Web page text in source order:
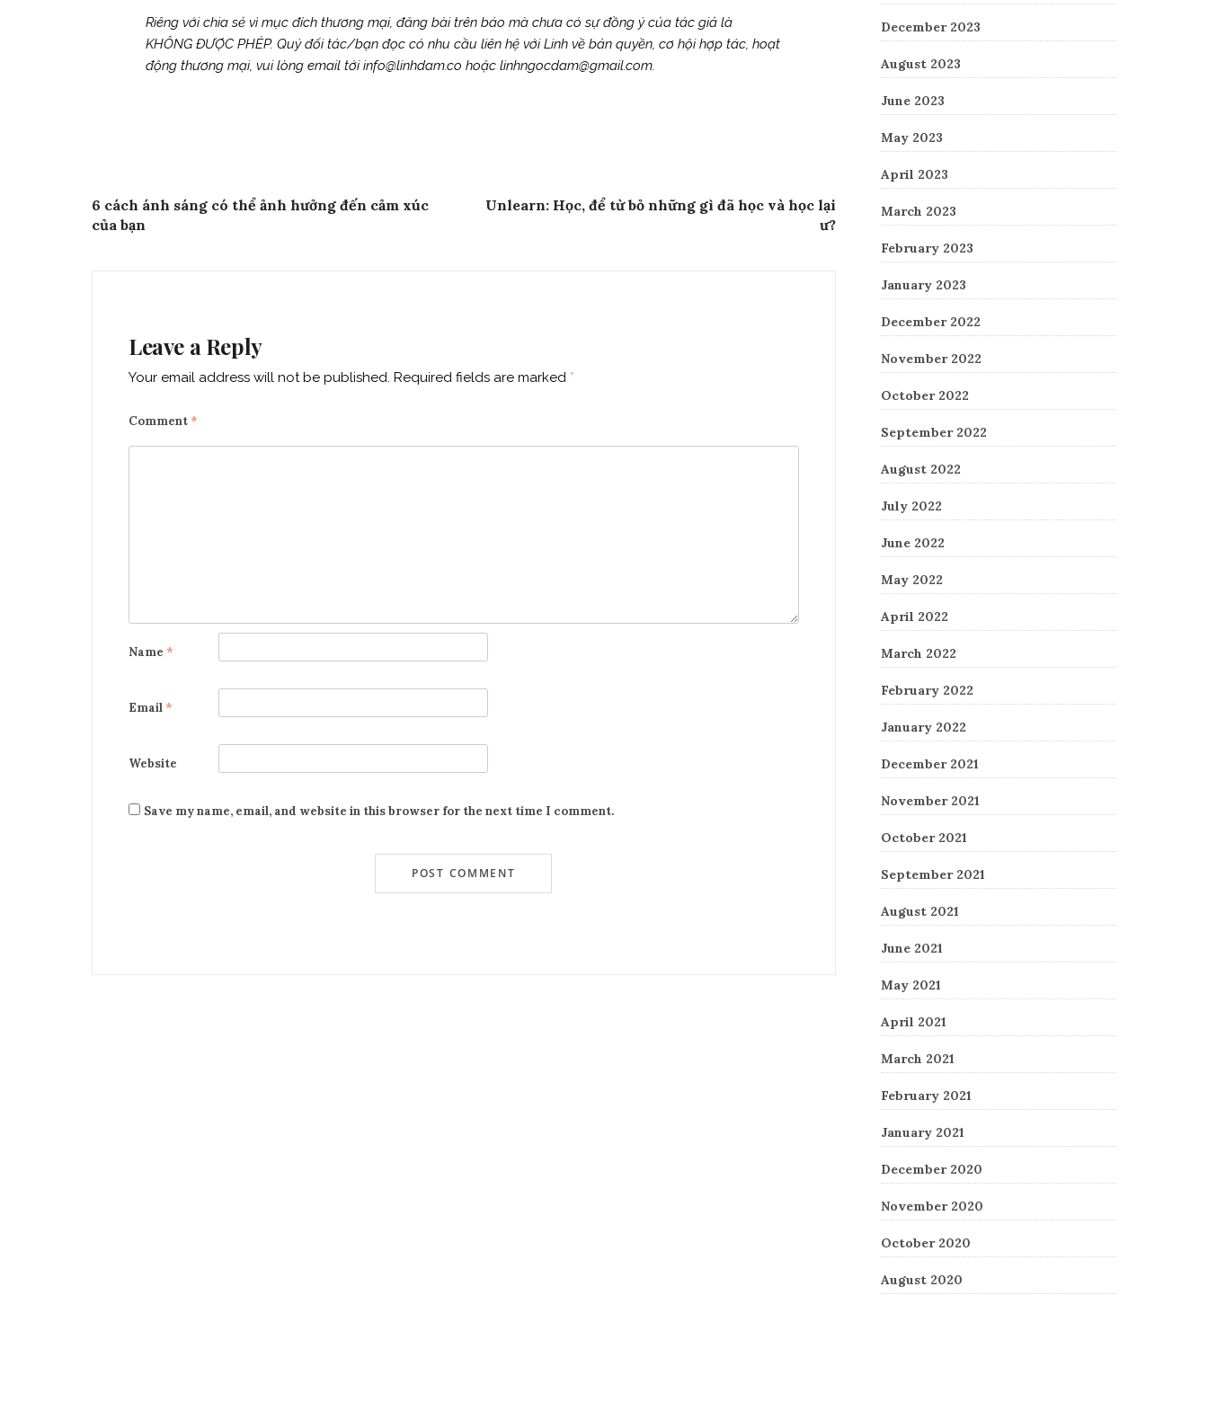
Riêng với chia sẻ vì mục đích thương mại, đăng bài trên báo mà chưa có sự đồng ý của tác giả là
KHÔNG ĐƯỢC PHÉP. Quý đối tác/bạn đọc có nhu cầu liên hệ với Linh về bản quyền, cơ hội hợp tác, hoạt
động thương mại, vui lòng email tới info@linhdam.co hoặc linhngocdam@gmail.com.
Post
navigation
6 cách ánh sáng có thể ảnh hưởng đến cảm xúc
của bạn
Unlearn: Học, để từ bỏ những gì đã học và học lại
ư?
Leave a Reply
Your email address will not be published. Required fields are marked *
Comment *
Name *
Email *
Website
Save my name, email, and website in this browser for the next time I comment.
December 2023
August 2023
June 2023
May 2023
April 2023
March 2023
February 2023
January 2023
December 2022
November 2022
October 2022
September 2022
August 2022
July 2022
June 2022
May 2022
April 2022
March 2022
February 2022
January 2022
December 2021
November 2021
October 2021
September 2021
August 2021
June 2021
May 2021
April 2021
March 2021
February 2021
January 2021
December 2020
November 2020
October 2020
August 2020